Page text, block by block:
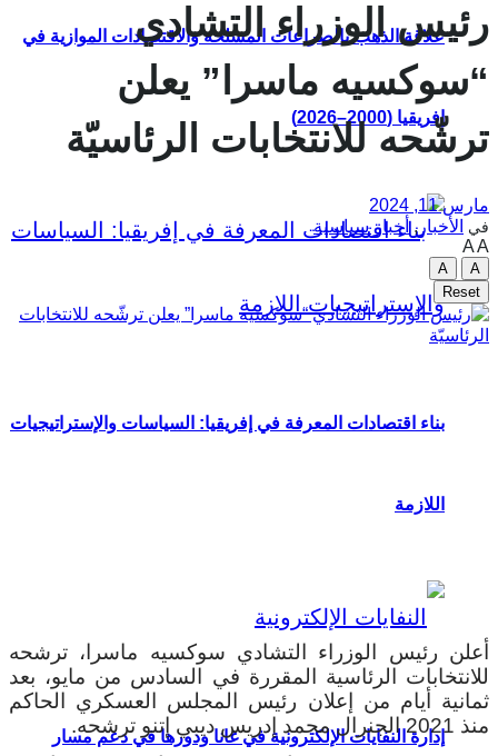
علاقة الذهب بالصراعات المسلحة والاقتصادات الموازية في
إفريقيا (2000–2026)
بناء اقتصادات المعرفة في إفريقيا: السياسات والإستراتيجيات
اللازمة
إدارة النفايات الإلكترونية في غانا ودورها في دعم مسار
رئيس الوزراء التشادي
“سوكسيه ماسرا” يعلن
ترشّحه للانتخابات الرئاسيّة
مارس 11, 2024
في الأخبار ,أخبار سياسية
AA
A
A
Reset
أعلن رئيس الوزراء التشادي سوكسيه ماسرا، ترشحه
للانتخابات الرئاسية المقررة في السادس من مايو، بعد
ثمانية أيام من إعلان رئيس المجلس العسكري الحاكم
منذ 2021 الجنرال محمد إدريس ديبي إتنو ترشحه.